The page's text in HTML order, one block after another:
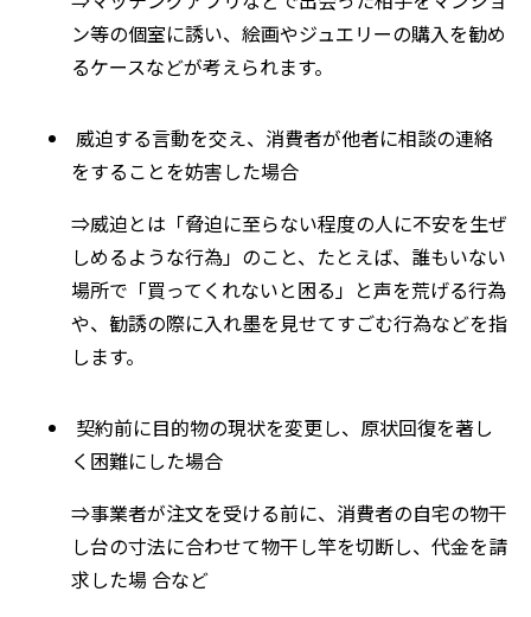
ン等の個室に誘い、絵画やジュエリーの購入を勧め
るケースなどが考えられます。
威迫する言動を交え、消費者が他者に相談の連絡
をすることを妨害した場合
⇒威迫とは「脅迫に至らない程度の人に不安を生ぜ
しめるような行為」のこと、たとえば、誰もいない
場所で「買ってくれないと困る」と声を荒げる行為
や、勧誘の際に入れ墨を見せてすごむ行為などを指
します。
契約前に目的物の現状を変更し、原状回復を著し
く困難にした場合
⇒事業者が注文を受ける前に、消費者の自宅の物干
し台の寸法に合わせて物干し竿を切断し、代金を請
求した場 合など